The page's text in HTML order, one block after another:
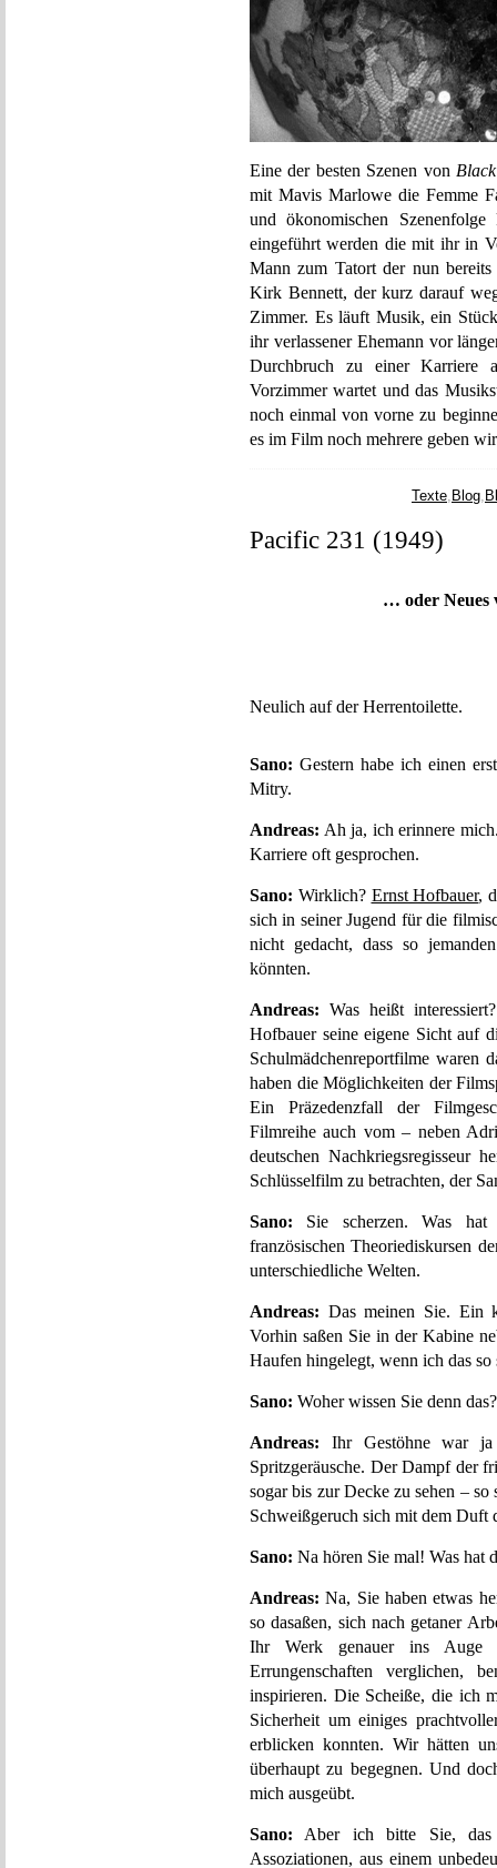
Eine der besten Szenen von
mit Mavis Marlowe die Femme
und ökonomischen
eingeführt werden die mit ihr in
Mann zum Tatort der nun
Kirk Bennett, der kurz darauf
Zimmer. Es läuft Musik, ein
ihr verlassener Ehemann vor
Durchbruch zu einer Karriere
Vorzimmer wartet und das
noch einmal von vorne zu
es im Film noch mehrere geben
Texte, Blog,
Pacific 231 (1949)
… oder Neues
Neulich auf der Herrentoilette.
Sano: Gestern habe ich einen
Mitry.
Andreas: Ah ja, ich erinnere
Karriere oft gesprochen.
Sano: Wirklich? Ernst Hofbauer,
sich in seiner Jugend für die
nicht gedacht, dass so
könnten.
Andreas: Was heißt
Hofbauer seine eigene Sicht auf
Schulmädchenreportfilme waren
haben die Möglichkeiten der
Ein Präzedenzfall der
Filmreihe auch vom – neben
deutschen Nachkriegsregisseur
Schlüsselfilm zu betrachten, der
Sano: Sie scherzen. Was
französischen Theoriediskursen
unterschiedliche Welten.
Andreas: Das meinen Sie. Ein
Vorhin saßen Sie in der Kabine
Haufen hingelegt, wenn ich das so
Sano: Woher wissen Sie denn das?
Andreas: Ihr Gestöhne war
Spritzgeräusche. Der Dampf der
sogar bis zur Decke zu sehen –
Schweißgeruch sich mit dem
Sano: Na hören Sie mal! Was hat
Andreas: Na, Sie haben etwas
so dasaßen, sich nach getaner
Ihr Werk genauer ins Auge
Errungenschaften verglichen,
inspirieren. Die Scheiße, die ich
Sicherheit um einiges
erblicken konnten. Wir hätten
überhaupt zu begegnen. Und
mich ausgeübt.
Sano: Aber ich bitte Sie, das
Assoziationen, aus einem